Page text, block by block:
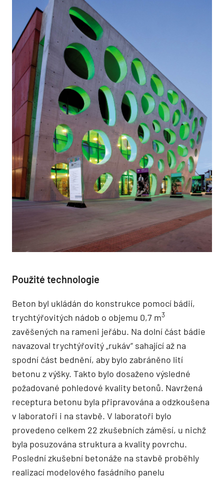
Použité technologie
Beton byl ukládán do konstrukce pomocí bádií,
trychtýřovitých nádob o objemu 0,7 m3
zavěšených na rameni jeřábu. Na dolní část bádie
navazoval trychtýřovitý „rukáv“ sahající až na
spodní část bednění, aby bylo zabráněno lití
betonu z výšky. Takto bylo dosaženo výsledné
požadované pohledové kvality betonů. Navržená
receptura betonu byla připravována a odzkoušena
v laboratoři i na stavbě. V laboratoři bylo
provedeno celkem 22 zkušebních záměsí, u nichž
byla posuzována struktura a kvality povrchu.
Poslední zkušební betonáže na stavbě proběhly
realizací modelového fasádního panelu